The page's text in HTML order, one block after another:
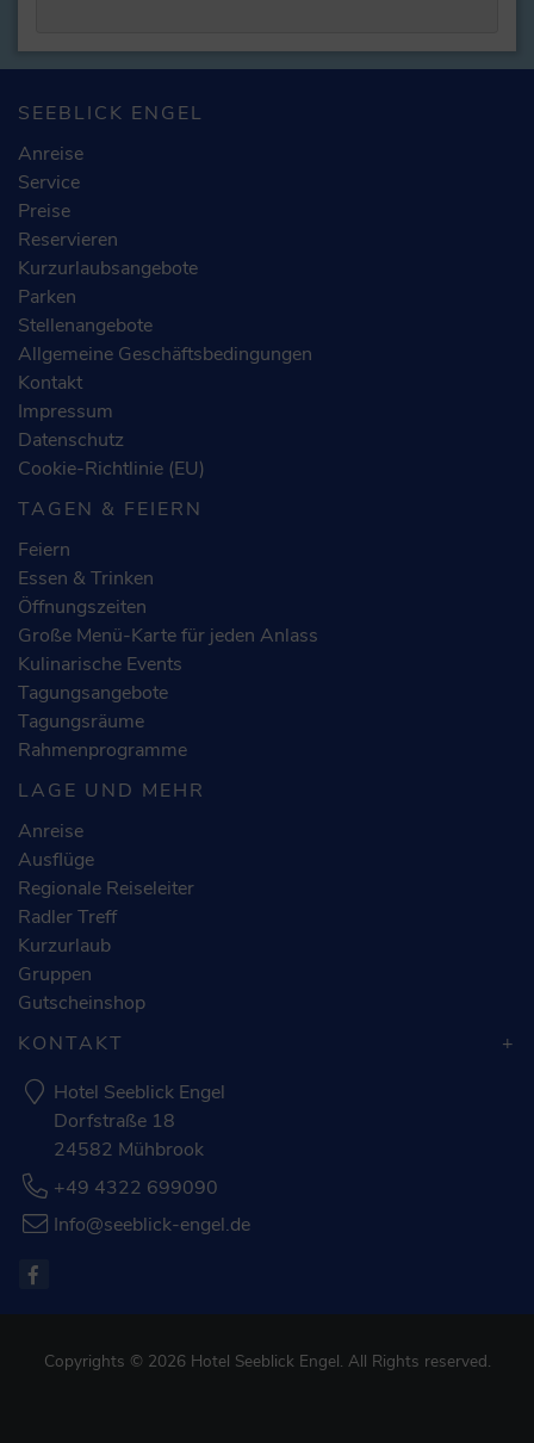
SEEBLICK ENGEL
Anreise
Service
Preise
Reservieren
Kurzurlaubsangebote
Parken
Stellenangebote
Allgemeine Geschäftsbedingungen
Kontakt
Impressum
Datenschutz
Cookie-Richtlinie (EU)
TAGEN & FEIERN
Feiern
Essen & Trinken
Öffnungszeiten
Große Menü-Karte für jeden Anlass
Kulinarische Events
Tagungsangebote
Tagungsräume
Rahmenprogramme
LAGE UND MEHR
Anreise
Ausflüge
Regionale Reiseleiter
Radler Treff
Kurzurlaub
Gruppen
Gutscheinshop
KONTAKT
Hotel Seeblick Engel
Dorfstraße 18
24582 Mühbrook
+49 4322 699090
Info@seeblick-engel.de
Copyrights © 2026 Hotel Seeblick Engel. All Rights reserved.